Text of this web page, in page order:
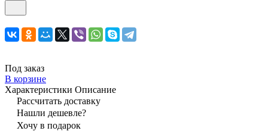
Под заказ
В корзине
Характеристики Описание
Рассчитать доставку
Нашли дешевле?
Хочу в подарок